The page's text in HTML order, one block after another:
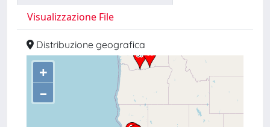
Visualizzazione File
Distribuzione geografica
+
–